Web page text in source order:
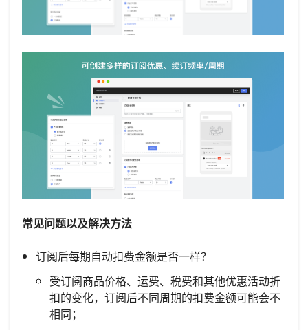
常见问题以及解决方法
订阅后每期自动扣费金额是否一样？
受订阅商品价格、运费、税费和其他优惠活动折
扣的变化，订阅后不同周期的扣费金额可能会不
相同；